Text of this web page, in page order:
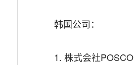
韩国公司：
1.株式会社POSCO